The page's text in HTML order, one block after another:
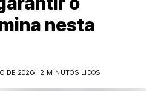
nesta
DE 2026
2 MINUTOS LIDOS